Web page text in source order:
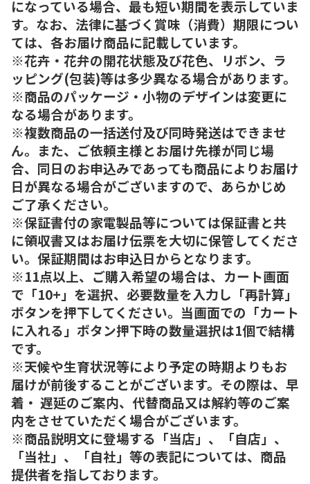
になっている場合、最も短い期間を表示していま
す。なお、法律に基づく賞味（消費）期限につい
ては、各お届け商品に記載しています。
※花卉・花弁の開花状態及び花色、リボン、ラ
ッピング(包装)等は多少異なる場合があります。
※商品のパッケージ・小物のデザインは変更に
なる場合があります。
※複数商品の一括送付及び同時発送はできませ
ん。また、ご依頼主様とお届け先様が同じ場
合、同日のお申込みであっても商品によりお届け
日が異なる場合がございますので、あらかじめ
ご了承ください。
※保証書付の家電製品等については保証書と共
に領収書又はお届け伝票を大切に保管してくださ
い。保証期間はお申込日からとなります。
※11点以上、ご購入希望の場合は、カート画面
で「10+」を選択、必要数量を入力し「再計算」
ボタンを押下してください。当画面での「カート
に入れる」ボタン押下時の数量選択は1個で結構
です。
※天候や生育状況等により予定の時期よりもお
届けが前後することがございます。その際は、早
着・ 遅延のご案内、代替商品又は解約等のご案
内をさせていただく場合がございます。
※商品説明文に登場する「当店」、「自店」、
「当社」、「自社」等の表記については、商品
提供者を指しております。